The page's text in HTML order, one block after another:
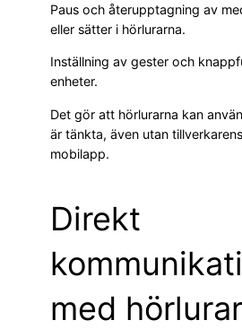
Paus och återupptagning av
eller sätter i hörlurarna.
Inställning av gester och
enheter.
Det gör att hörlurarna kan
är tänkta, även utan
mobilapp.
Direkt
med